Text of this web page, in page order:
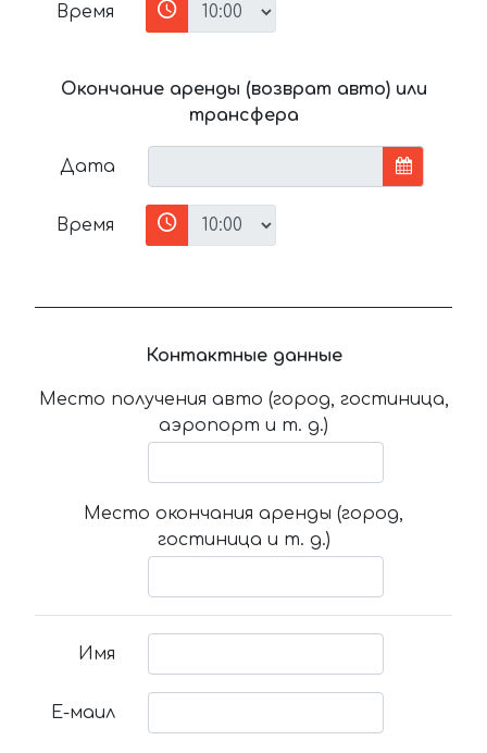
Время
Окончание аренды (возврат авто) или
трансфера
Дата
Время
Контактные данные
Место получения авто (город, гостиница,
аэропорт и т. д.)
Место окончания аренды (город,
гостиница и т. д.)
Имя
Е-маил